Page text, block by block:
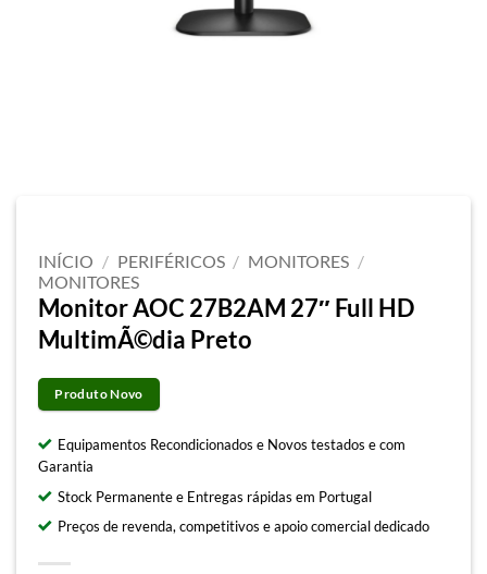
INÍCIO / PERIFÉRICOS / MONITORES /
MONITORES
Monitor AOC 27B2AM 27″ Full HD
MultimÃ©dia Preto
Produto Novo
Equipamentos Recondicionados e Novos testados e com
Garantia
Stock Permanente e Entregas rápidas em Portugal
Preços de revenda, competitivos e apoio comercial dedicado